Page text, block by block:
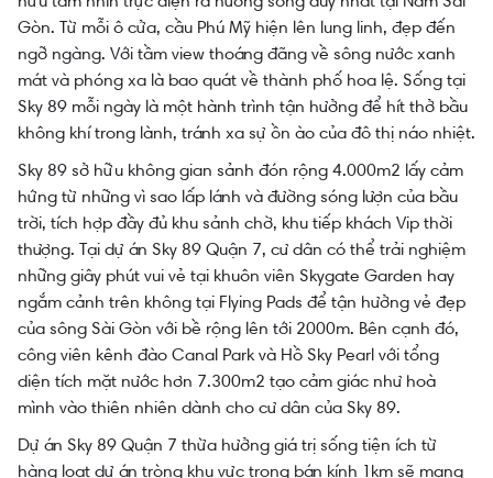
Gòn. Từ mỗi ô cửa, cầu Phú Mỹ hiện lên lung linh, đẹp đến
ngỡ ngàng. Với tầm view thoáng đãng về sông nước xanh
mát và phóng xa là bao quát về thành phố hoa lệ. Sống tại
Sky 89 mỗi ngày là một hành trình tận hưởng để hít thở bầu
không khí trong lành, tránh xa sự ồn ào của đô thị náo nhiệt.
Sky 89 sở hữu không gian sảnh đón rộng 4.000m2 lấy cảm
hứng từ những vì sao lấp lánh và đường sóng lượn của bầu
trời, tích hợp đầy đủ khu sảnh chờ, khu tiếp khách Vip thời
thượng. Tại dự án Sky 89 Quận 7, cư dân có thể trải nghiệm
những giây phút vui vẻ tại khuôn viên Skygate Garden hay
ngắm cảnh trên không tại Flying Pads để tận hưởng vẻ đẹp
của sông Sài Gòn với bề rộng lên tới 2000m. Bên cạnh đó,
công viên kênh đào Canal Park và Hồ Sky Pearl với tổng
diện tích mặt nước hơn 7.300m2 tạo cảm giác như hoà
mình vào thiên nhiên dành cho cư dân của Sky 89.
Dự án Sky 89 Quận 7 thừa hưởng giá trị sống tiện ích từ
hàng loạt dự án tròng khu vực trong bán kính 1km sẽ mang